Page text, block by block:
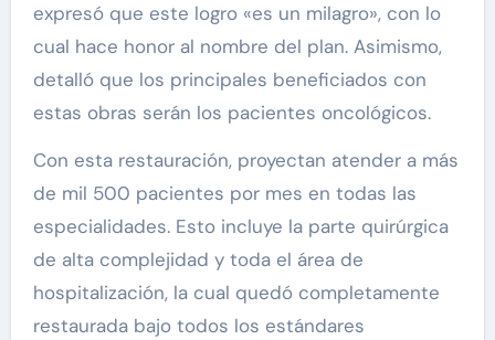
expresó que este logro «es un milagro», con lo
cual hace honor al nombre del plan. Asimismo,
detalló que los principales beneficiados con
estas obras serán los pacientes oncológicos.
Con esta restauración, proyectan atender a más
de mil 500 pacientes por mes en todas las
especialidades. Esto incluye la parte quirúrgica
de alta complejidad y toda el área de
hospitalización, la cual quedó completamente
restaurada bajo todos los estándares